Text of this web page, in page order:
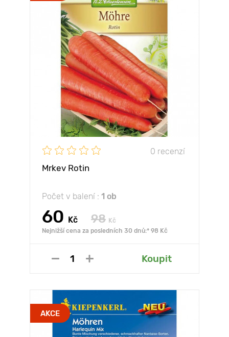
0 recenzí
Mrkev Rotin
Počet v balení : 1 ob
60 Kč 98 Kč
Nejnižší cena za posledních 30 dnů:* 98 Kč
Koupit
AKCE